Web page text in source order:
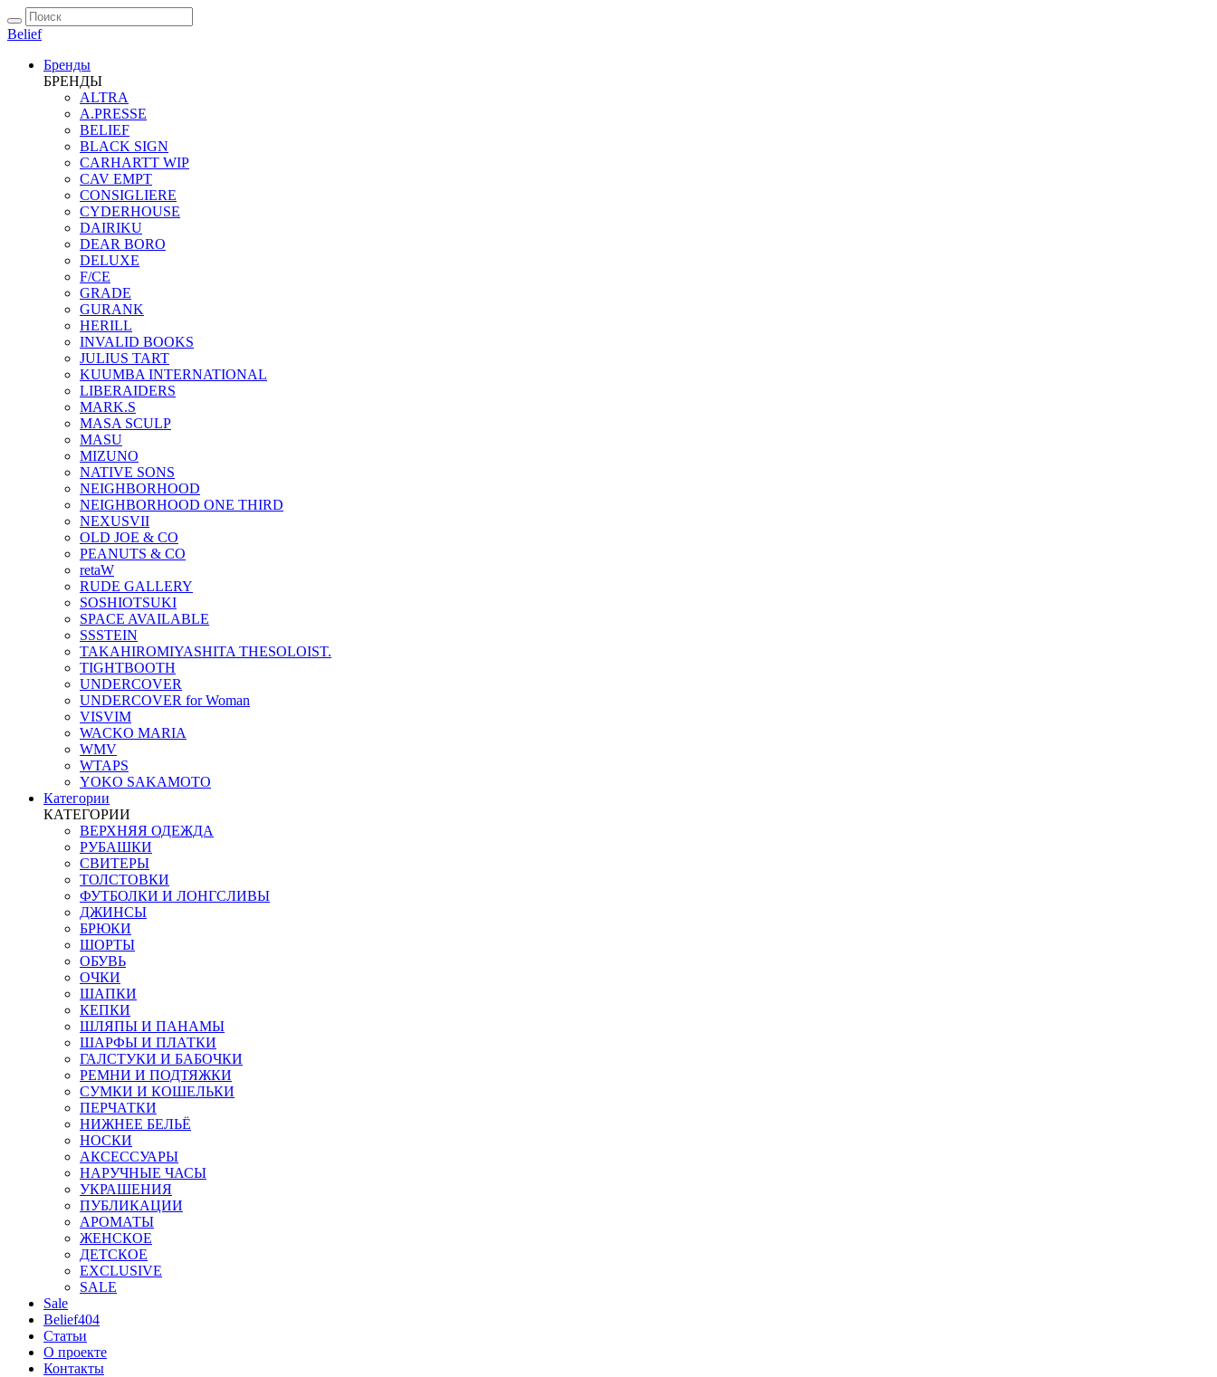
Belief
Бренды
БРЕНДЫ
ALTRA
A.PRESSE
BELIEF
BLACK SIGN
CARHARTT WIP
CAV EMPT
CONSIGLIERE
CYDERHOUSE
DAIRIKU
DEAR BORO
DELUXE
F/CE
GRADE
GURANK
HERILL
INVALID BOOKS
JULIUS TART
KUUMBA INTERNATIONAL
LIBERAIDERS
MARK.S
MASA SCULP
MASU
MIZUNO
NATIVE SONS
NEIGHBORHOOD
NEIGHBORHOOD ONE THIRD
NEXUSVII
OLD JOE & CO
PEANUTS & CO
retaW
RUDE GALLERY
SOSHIOTSUKI
SPACE AVAILABLE
SSSTEIN
TAKAHIROMIYASHITA THESOLOIST.
TIGHTBOOTH
UNDERCOVER
UNDERCOVER for Woman
VISVIM
WACKO MARIA
WMV
WTAPS
YOKO SAKAMOTO
Категории
КАТЕГОРИИ
ВЕРХНЯЯ ОДЕЖДА
РУБАШКИ
СВИТЕРЫ
ТОЛСТОВКИ
ФУТБОЛКИ И ЛОНГСЛИВЫ
ДЖИНСЫ
БРЮКИ
ШОРТЫ
ОБУВЬ
ОЧКИ
ШАПКИ
КЕПКИ
ШЛЯПЫ И ПАНАМЫ
ШАРФЫ И ПЛАТКИ
ГАЛСТУКИ И БАБОЧКИ
РЕМНИ И ПОДТЯЖКИ
СУМКИ И КОШЕЛЬКИ
ПЕРЧАТКИ
НИЖНЕЕ БЕЛЬЁ
НОСКИ
АКСЕССУАРЫ
НАРУЧНЫЕ ЧАСЫ
УКРАШЕНИЯ
ПУБЛИКАЦИИ
АРОМАТЫ
ЖЕНСКОЕ
ДЕТСКОЕ
EXCLUSIVE
SALE
Sale
Belief404
Статьи
О проекте
Контакты